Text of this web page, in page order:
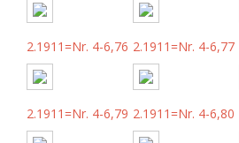
2.1911=Nr. 4-6,76 2.1911=Nr. 4-6,77
2.1911=Nr. 4-6,79 2.1911=Nr. 4-6,80